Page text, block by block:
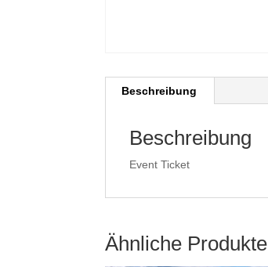
Beschreibung
Beschreibung
Event Ticket
Ähnliche Produkte